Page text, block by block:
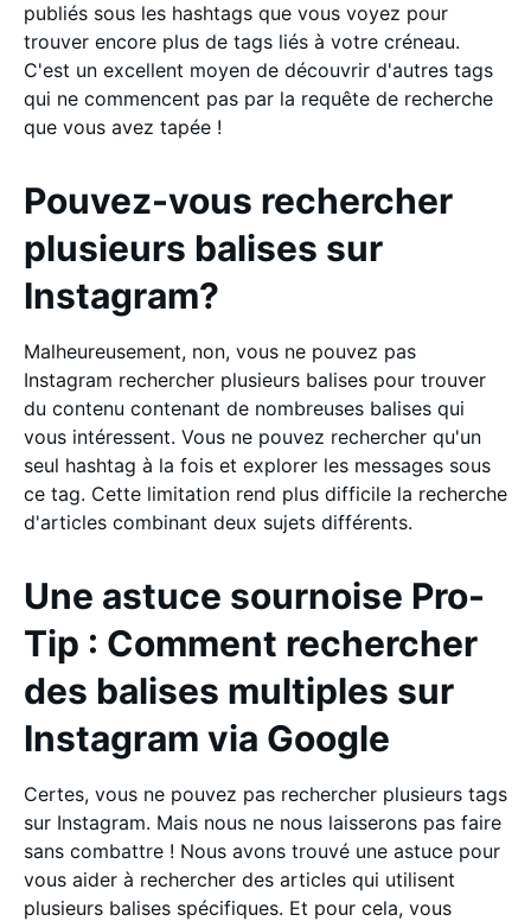
publiés sous les hashtags que vous voyez pour
trouver encore plus de tags liés à votre créneau.
C'est un excellent moyen de découvrir d'autres tags
qui ne commencent pas par la requête de recherche
que vous avez tapée !
Pouvez-vous rechercher
plusieurs balises sur
Instagram?
Malheureusement, non, vous ne pouvez pas
Instagram rechercher plusieurs balises pour trouver
du contenu contenant de nombreuses balises qui
vous intéressent. Vous ne pouvez rechercher qu'un
seul hashtag à la fois et explorer les messages sous
ce tag. Cette limitation rend plus difficile la recherche
d'articles combinant deux sujets différents.
Une astuce sournoise Pro-
Tip : Comment rechercher
des balises multiples sur
Instagram via Google
Certes, vous ne pouvez pas rechercher plusieurs tags
sur Instagram. Mais nous ne nous laisserons pas faire
sans combattre ! Nous avons trouvé une astuce pour
vous aider à rechercher des articles qui utilisent
plusieurs balises spécifiques. Et pour cela, vous